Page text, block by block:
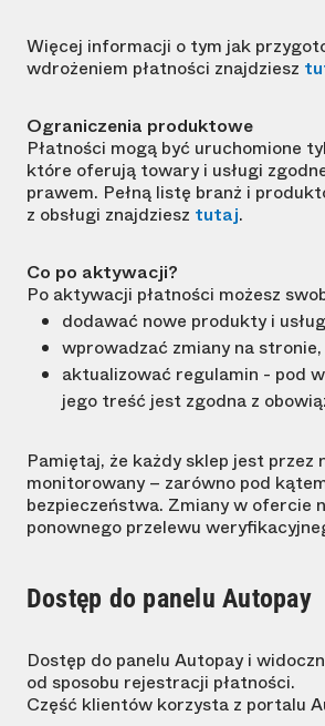
Więcej informacji o tym jak
wdrożeniem płatności znajdziesz
Ograniczenia produktowe
Płatności mogą być uruchomione
które oferują towary i usługi
prawem. Pełną listę branż i
z obsługi znajdziesz tutaj.
Co po aktywacji?
Po aktywacji płatności możesz
dodawać nowe produkty i
wprowadzać zmiany na stronie,
aktualizować regulamin - pod
jego treść jest zgodna z
Pamiętaj, że każdy sklep jest przez
monitorowany – zarówno pod
bezpieczeństwa. Zmiany w ofercie
ponownego przelewu
Dostęp do panelu Autopay
Dostęp do panelu Autopay i
od sposobu rejestracji płatności.
Część klientów korzysta z portalu